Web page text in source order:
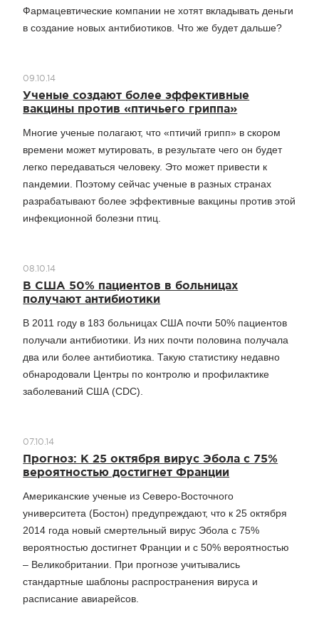
Фармацевтические компании не хотят вкладывать деньги
в создание новых антибиотиков. Что же будет дальше?
09.10.14
Ученые создают более эффективные
вакцины против «птичьего гриппа»
Многие ученые полагают, что «птичий грипп» в скором
времени может мутировать, в результате чего он будет
легко передаваться человеку. Это может привести к
пандемии. Поэтому сейчас ученые в разных странах
разрабатывают более эффективные вакцины против этой
инфекционной болезни птиц.
08.10.14
В США 50% пациентов в больницах
получают антибиотики
В 2011 году в 183 больницах США почти 50% пациентов
получали антибиотики. Из них почти половина получала
два или более антибиотика. Такую статистику недавно
обнародовали Центры по контролю и профилактике
заболеваний США (CDC).
07.10.14
Прогноз: К 25 октября вирус Эбола с 75%
вероятностью достигнет Франции
Американские ученые из Северо-Восточного
университета (Бостон) предупреждают, что к 25 октября
2014 года новый смертельный вирус Эбола с 75%
вероятностью достигнет Франции и с 50% вероятностью
– Великобритании. При прогнозе учитывались
стандартные шаблоны распространения вируса и
расписание авиарейсов.